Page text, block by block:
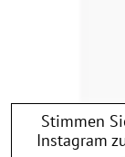
Stimmen
Instagram